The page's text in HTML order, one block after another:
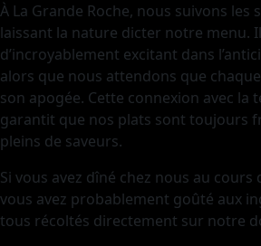
À La Grande Roche, nous suivons les
laissant la nature dicter notre menu.
d’incroyablement excitant dans
alors que nous attendons que
son apogée. Cette connexion avec la
garantit que nos plats sont toujours
pleins de saveurs.
Si vous avez dîné chez nous au cours
vous avez probablement goûté aux
tous récoltés directement sur notre